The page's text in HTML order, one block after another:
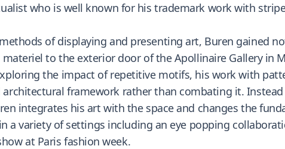
who is well known for his trademark work with
of displaying and presenting art, Buren gained
to the exterior door of the Apollinaire Gallery in
the impact of repetitive motifs, his work with
framework rather than combating it.
integrates his art with the space and changes the
a variety of settings including an eye popping
at Paris fashion week.